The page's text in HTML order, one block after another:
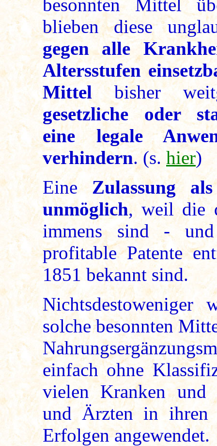
besonnten Mittel
blieben diese
gegen alle
Altersstufen
Mittelbisher
gesetzliche oder
eine legale
verhindern. (s. hier)
EineZulassung
unmöglich, weil die
immens sind - und
profitable Patente
1851 bekannt sind.
Nichtsdestoweniger
solche besonnten
einfach ohne
vielen Kranken und
und Ärzten in ihren
Erfolgen angewendet.